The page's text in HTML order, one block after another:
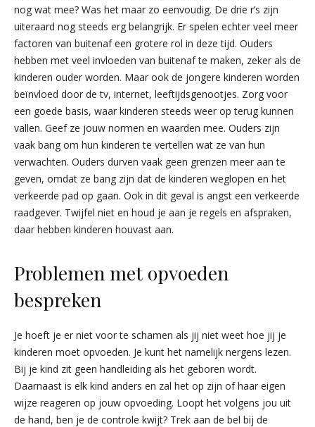
nog wat mee? Was het maar zo eenvoudig. De drie r’s zijn
uiteraard nog steeds erg belangrijk. Er spelen echter veel meer
factoren van buitenaf een grotere rol in deze tijd. Ouders
hebben met veel invloeden van buitenaf te maken, zeker als de
kinderen ouder worden. Maar ook de jongere kinderen worden
beïnvloed door de tv, internet, leeftijdsgenootjes. Zorg voor
een goede basis, waar kinderen steeds weer op terug kunnen
vallen. Geef ze jouw normen en waarden mee. Ouders zijn
vaak bang om hun kinderen te vertellen wat ze van hun
verwachten. Ouders durven vaak geen grenzen meer aan te
geven, omdat ze bang zijn dat de kinderen weglopen en het
verkeerde pad op gaan. Ook in dit geval is angst een verkeerde
raadgever. Twijfel niet en houd je aan je regels en afspraken,
daar hebben kinderen houvast aan.
Problemen met opvoeden
bespreken
Je hoeft je er niet voor te schamen als jij niet weet hoe jij je
kinderen moet opvoeden. Je kunt het namelijk nergens lezen.
Bij je kind zit geen handleiding als het geboren wordt.
Daarnaast is elk kind anders en zal het op zijn of haar eigen
wijze reageren op jouw opvoeding. Loopt het volgens jou uit
de hand, ben je de controle kwijt? Trek aan de bel bij de